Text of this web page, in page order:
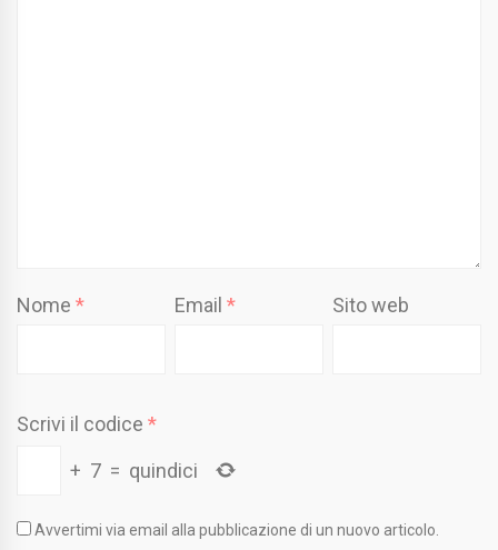
Nome * Email* Sito web
Scrivi il codice *
+ 7 = quindici
Avvertimi via email alla pubblicazione di un nuovo articolo.